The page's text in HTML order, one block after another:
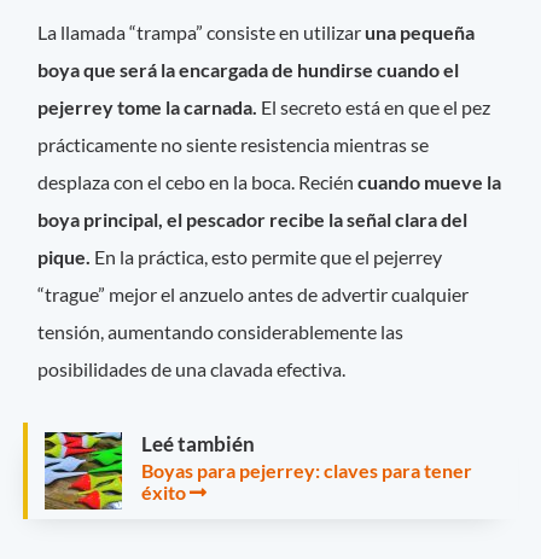
La llamada “trampa” consiste en utilizar una pequeña
boya que será la encargada de hundirse cuando el
pejerrey tome la carnada. El secreto está en que el pez
prácticamente no siente resistencia mientras se
desplaza con el cebo en la boca. Reciéncuando mueve la
boya principal, el pescador recibe la señal clara del
pique. En la práctica, esto permite que el pejerrey
“trague” mejor el anzuelo antes de advertir cualquier
tensión, aumentando considerablemente las
posibilidades de una clavada efectiva.
Leé también
Boyas para pejerrey: claves para tener
éxito